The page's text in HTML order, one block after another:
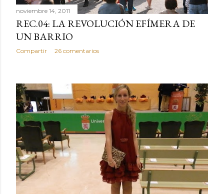
noviembre 14, 2011
REC.04: LA REVOLUCIÓN EFÍMERA DE
UN BARRIO
Compartir 26 comentarios